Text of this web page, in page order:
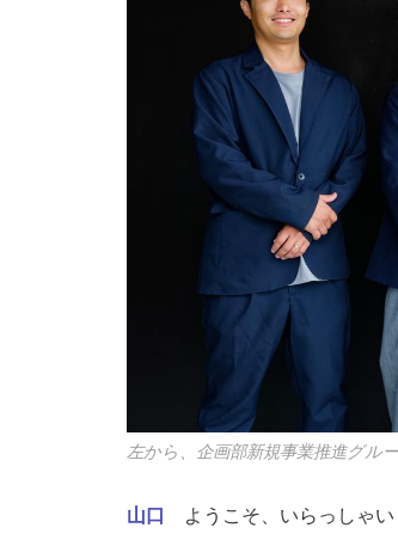
左から、企画部新規事業推進グル
山口
ようこそ、いらっしゃ